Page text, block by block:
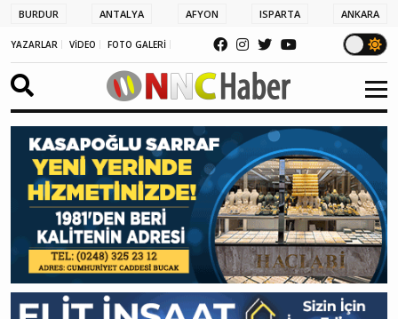
BURDUR ANTALYA AFYON ISPARTA ANKARA
YAZARLAR VİDEO FOTO GALERİ